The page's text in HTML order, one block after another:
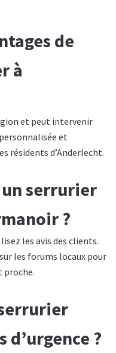
de
à
et peut intervenir
et
résidents d’Anderlecht.
serrurier
?
les avis des clients.
les forums locaux pour
proche.
?